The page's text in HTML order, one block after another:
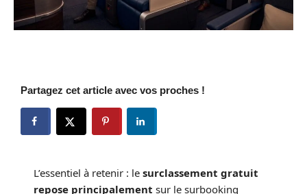
Partagez cet article avec vos proches !
L’essentiel à retenir : le surclassement gratuit
repose principalement sur le surbooking